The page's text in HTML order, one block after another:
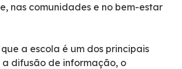
nas comunidades e no bem-estar
a escola é um dos principais
a difusão de informação, o